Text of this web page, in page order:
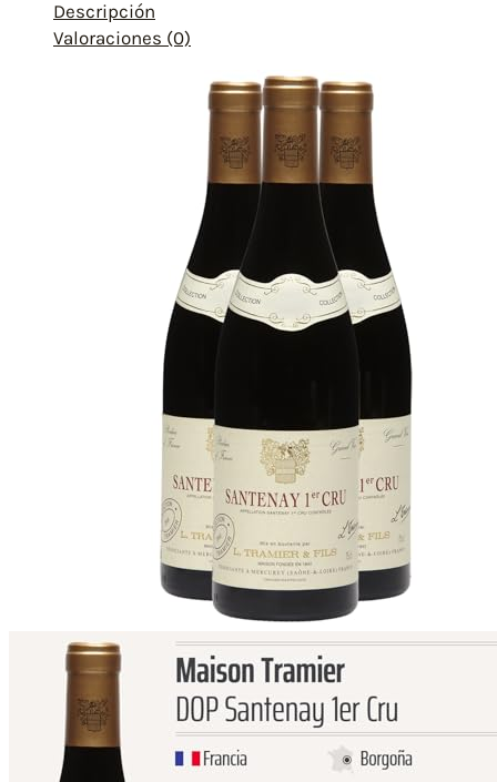
Descripción
Valoraciones (0)